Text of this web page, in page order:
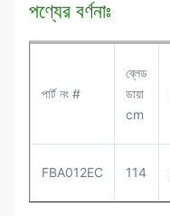
পণ্যের বর্ণনাঃ
পার্ট নং #
ব্লেড
ডায়া
cm
FBA012EC 114